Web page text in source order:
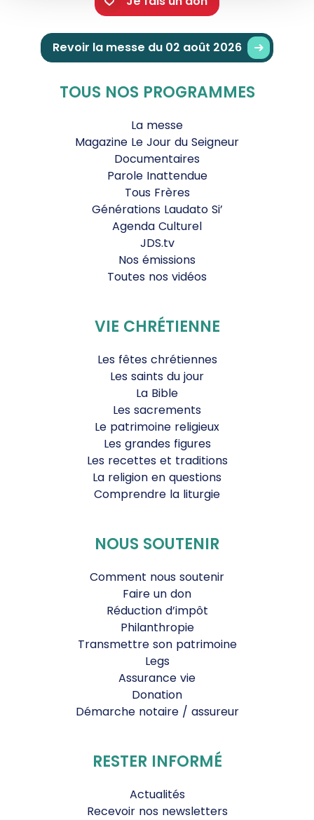
Revoir la messe du 02 août 2026
TOUS NOS PROGRAMMES
La messe
Magazine Le Jour du Seigneur
Documentaires
Parole Inattendue
Tous Frères
Générations Laudato Si’
Agenda Culturel
JDS.tv
Nos émissions
Toutes nos vidéos
VIE CHRÉTIENNE
Les fêtes chrétiennes
Les saints du jour
La Bible
Les sacrements
Le patrimoine religieux
Les grandes figures
Les recettes et traditions
La religion en questions
Comprendre la liturgie
NOUS SOUTENIR
Comment nous soutenir
Faire un don
Réduction d’impôt
Philanthropie
Transmettre son patrimoine
Legs
Assurance vie
Donation
Démarche notaire / assureur
RESTER INFORMÉ
Actualités
Recevoir nos newsletters